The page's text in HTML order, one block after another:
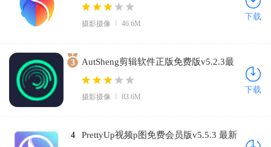
摄影摄像 46.6M
下载
3
AutSheng剪辑软件正版免费版v5.2.3最
新版本下载v5.2.3 免费版
摄影摄像 83.6M
下载
4
PrettyUp视频p图免费会员版v5.5.3 最新